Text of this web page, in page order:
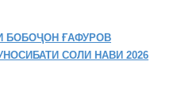
БОБОҶОН ҒАФУРОВ
СОЛИ НАВИ 2026